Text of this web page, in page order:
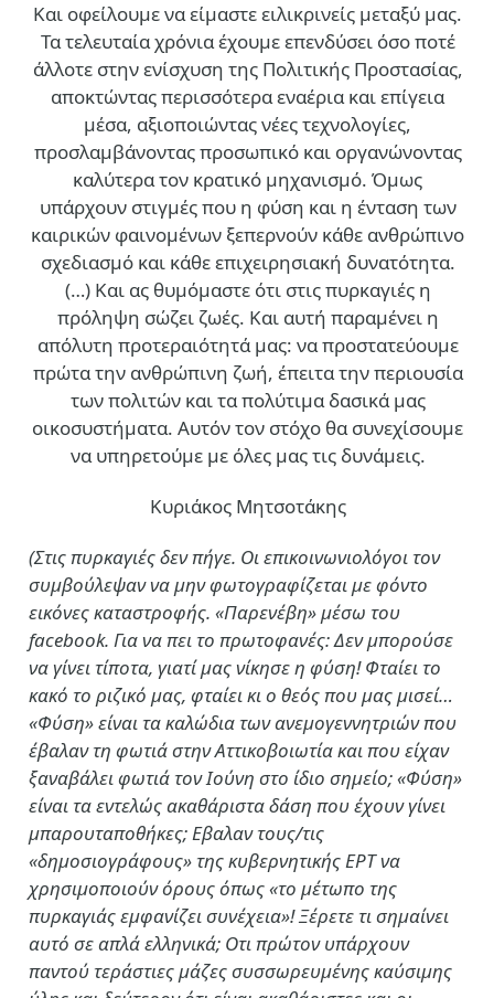
Και οφείλουμε να είμαστε ειλικρινείς μεταξύ μας.
Τα τελευταία χρόνια έχουμε επενδύσει όσο ποτέ
άλλοτε στην ενίσχυση της Πολιτικής Προστασίας,
αποκτώντας περισσότερα εναέρια και επίγεια
μέσα, αξιοποιώντας νέες τεχνολογίες,
προσλαμβάνοντας προσωπικό και οργανώνοντας
καλύτερα τον κρατικό μηχανισμό. Όμως
υπάρχουν στιγμές που η φύση και η ένταση των
καιρικών φαινομένων ξεπερνούν κάθε ανθρώπινο
σχεδιασμό και κάθε επιχειρησιακή δυνατότητα.
(…) Και ας θυμόμαστε ότι στις πυρκαγιές η
πρόληψη σώζει ζωές. Και αυτή παραμένει η
απόλυτη προτεραιότητά μας: να προστατεύουμε
πρώτα την ανθρώπινη ζωή, έπειτα την περιουσία
των πολιτών και τα πολύτιμα δασικά μας
οικοσυστήματα. Αυτόν τον στόχο θα συνεχίσουμε
να υπηρετούμε με όλες μας τις δυνάμεις.
Κυριάκος Μητσοτάκης
(Στις πυρκαγιές δεν πήγε. Οι επικοινωνιολόγοι τον
συμβούλεψαν να μην φωτογραφίζεται με φόντο
εικόνες καταστροφής. «Παρενέβη» μέσω του
facebook. Για να πει το πρωτοφανές: Δεν μπορούσε
να γίνει τίποτα, γιατί μας νίκησε η φύση! Φταίει το
κακό το ριζικό μας, φταίει κι ο θεός που μας μισεί…
«Φύση» είναι τα καλώδια των ανεμογεννητριών που
έβαλαν τη φωτιά στην Αττικοβοιωτία και που είχαν
ξαναβάλει φωτιά τον Ιούνη στο ίδιο σημείο; «Φύση»
είναι τα εντελώς ακαθάριστα δάση που έχουν γίνει
μπαρουταποθήκες; Εβαλαν τους/τις
«δημοσιογράφους» της κυβερνητικής ΕΡΤ να
χρησιμοποιούν όρους όπως «το μέτωπο της
πυρκαγιάς εμφανίζει συνέχεια»! Ξέρετε τι σημαίνει
αυτό σε απλά ελληνικά; Οτι πρώτον υπάρχουν
παντού τεράστιες μάζες συσσωρευμένης καύσιμης